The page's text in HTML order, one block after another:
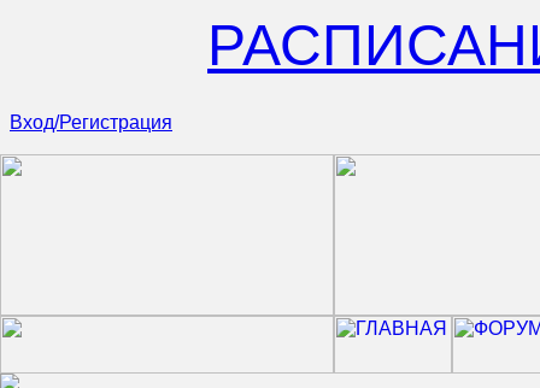
Вход/Регистрация